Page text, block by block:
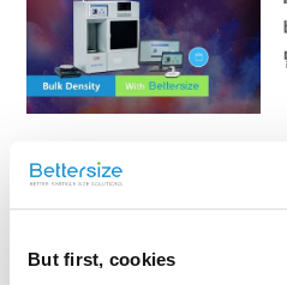
But first, cookies